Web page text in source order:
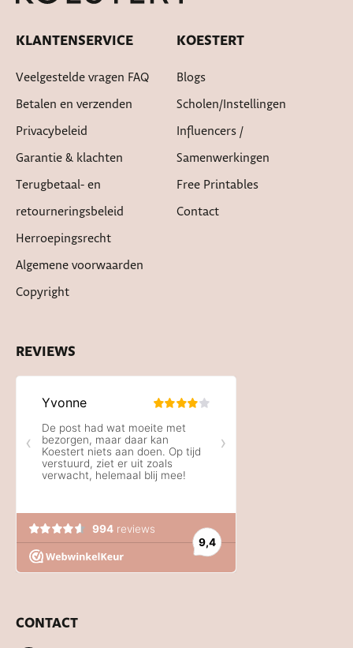
KLANTENSERVICE
Veelgestelde vragen FAQ
Betalen en verzenden
Privacybeleid
Garantie & klachten
Terugbetaal- en
retourneringsbeleid
Herroepingsrecht
Algemene voorwaarden
Copyright
KOESTERT
Blogs
Scholen/instellingen
Influencers /
Samenwerkingen
Free Printables
Contact
REVIEWS
CONTACT